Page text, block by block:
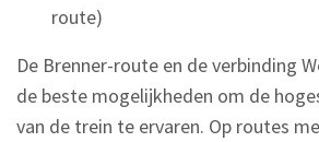
route)
De Brenner-route en de verbinding
de beste mogelijkheden om de
van de trein te ervaren. Op routes